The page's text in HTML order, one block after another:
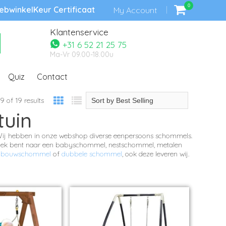
Certificaat My Account 0
Klantenservice
+31 6 52 21 25 75
Ma-Vr 09.00-18.00u
Quiz Contact
of 19 results
hebben in onze webshop diverse eenpersoons schommels.
bent naar een babyschommel, nestschommel, metalen
of dubbele schommel, ook deze leveren wij.